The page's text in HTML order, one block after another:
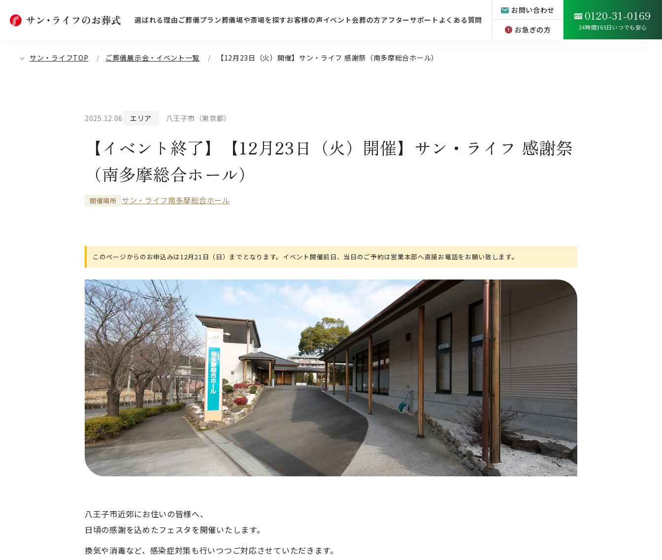
選ばれる理由 ご葬儀プラン葬儀場や斎場を探すお客様の声イベント会葬の方アフターサポート よくある質問
お問い合わせ
お急ぎの方
0120-31-0169
24時間365日いつでも安心
サン・ライフTOP ご葬儀展示会・イベント一覧 【12月23日（火）開催】サン・ライフ 感謝祭（南多摩総合ホール）
2025.12.06 エリア 八王子市（東京都）
【イベント終了】【12月23日（火）開催】サン・ライフ 感謝祭
（南多摩総合ホール）
開催場所 サン・ライフ南多摩総合ホール
このページからのお申込みは12月21日（日）までとなります。イベント開催前日、当日のご予約は営業本部へ直接お電話をお願い致します。
八王子市近郊にお住いの皆様へ、
日頃の感謝を込めたフェスタを開催いたします。
換気や消毒など、感染症対策も行いつつご対応させていただきます。